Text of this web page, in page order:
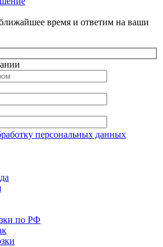
время и ответим на ваши
персональных данных
по РФ